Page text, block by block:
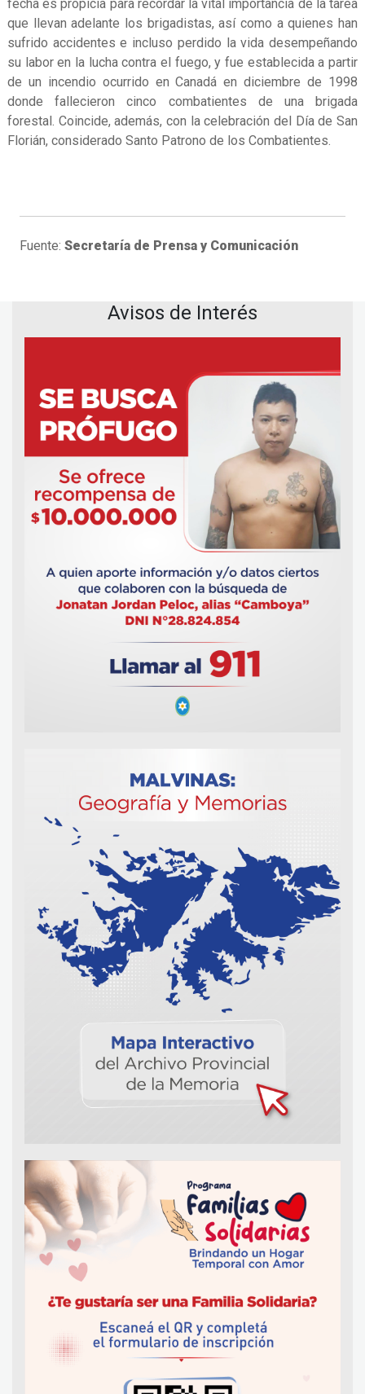
fecha es propicia para recordar la vital importancia de la tarea
que llevan adelante los brigadistas, así como a quienes han
sufrido accidentes e incluso perdido la vida desempeñando
su labor en la lucha contra el fuego, y fue establecida a partir
de un incendio ocurrido en Canadá en diciembre de 1998
donde fallecieron cinco combatientes de una brigada
forestal. Coincide, además, con la celebración del Día de San
Florián, considerado Santo Patrono de los Combatientes.
Fuente: Secretaría de Prensa y Comunicación
Avisos de Interés